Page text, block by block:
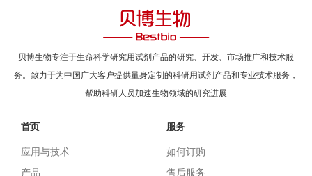
贝博生物专注于生命科学研究用试剂产品的研究、开发、市场推广和技术服
务。致力于为中国广大客户提供量身定制的科研用试剂产品和专业技术服务，
帮助科研人员加速生物领域的研究进展
首页
应用与技术
产品
服务
如何订购
售后服务